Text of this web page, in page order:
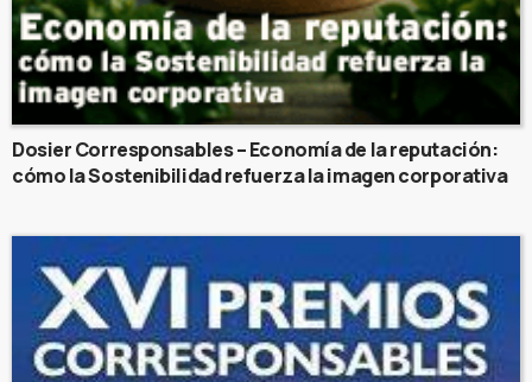
Dosier Corresponsables – Economía de la reputación:
cómo la Sostenibilidad refuerza la imagen corporativa